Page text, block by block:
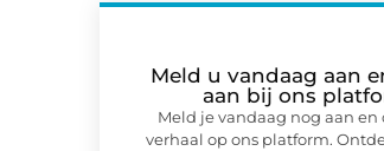
Meld u vandaag aan
aan bij ons
Meld je vandaag nog aan en
verhaal op ons platform.